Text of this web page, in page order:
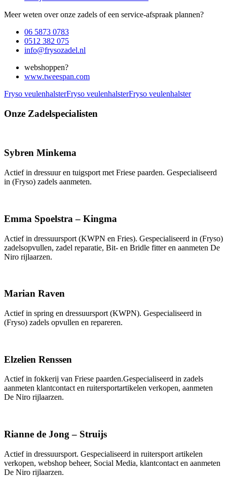
Meer weten over onze zadels of een service-afspraak plannen?
06 5873 0783
0512 382 075
info@frysozadel.nl
webshoppen?
www.tweespan.com
Fryso veulenhalsterFryso veulenhalsterFryso veulenhalster
Onze Zadelspecialisten
Sybren Minkema
Actief in dressuur en tuigsport met Friese paarden. Gespecialiseerd
in (Fryso) zadels aanmeten.
Emma Spoelstra – Kingma
Actief in dressuursport (KWPN en Fries). Gespecialiseerd in (Fryso)
zadelsopvullen, zadel reparatie, Bit- en Bridle fitter en aanmeten De
Niro rijlaarzen.
Marian Raven
Actief in spring en dressuursport (KWPN). Gespecialiseerd in
(Fryso) zadels opvullen en repareren.
Elzelien Renssen
Actief in fokkerij van Friese paarden.Gespecialiseerd in zadels
aanmeten klantcontact en ruitersportartikelen verkopen, aanmeten
De Niro rijlaarzen.
Rianne de Jong – Struijs
Actief in dressuursport. Gespecialiseerd in ruitersport artikelen
verkopen, webshop beheer, Social Media, klantcontact en aanmeten
De Niro rijlaarzen.